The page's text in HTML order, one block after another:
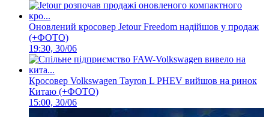
Оновлений кросовер Jetour Freedom надійшов у продаж
(+ФОТО)
19:30, 30/06
Кросовер Volkswagen Tayron L PHEV вийшов на ринок
Китаю (+ФОТО)
15:00, 30/06